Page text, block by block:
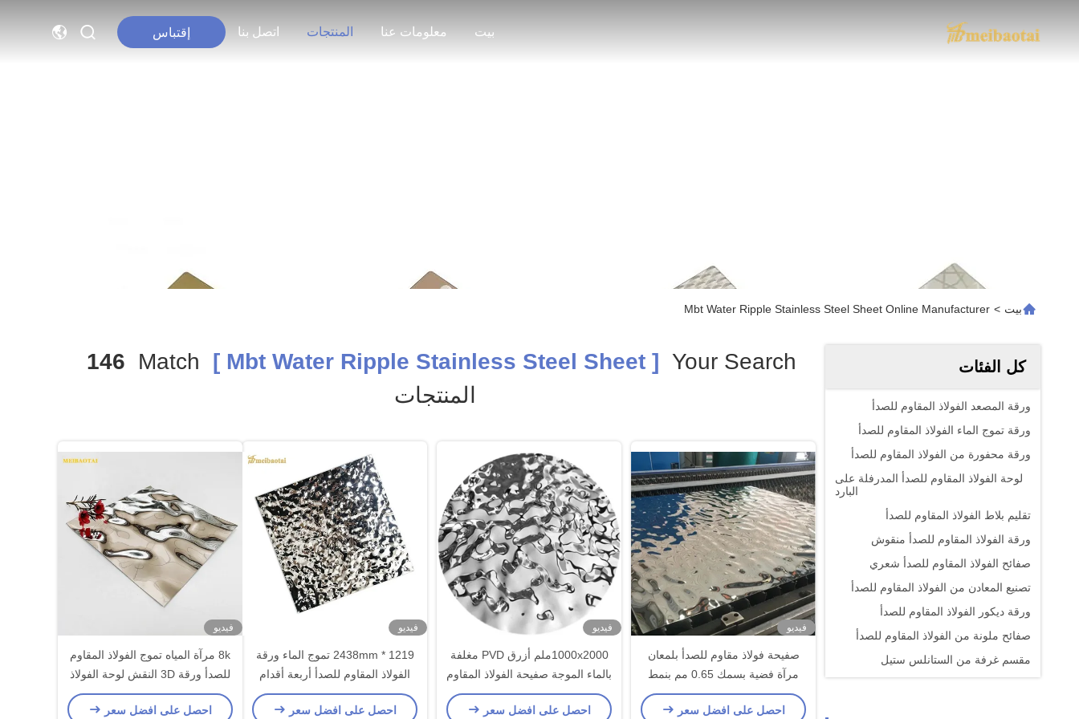
بيت معلومات عنا المنتجات اتصل بنا إقتباس
بيت >
Mbt Water Ripple Stainless Steel Sheet Online Manufacturer
كل الفئات
ورقة المصعد الفولاذ المقاوم للصدأ
ورقة تموج الماء الفولاذ المقاوم للصدأ
ورقة محفورة من الفولاذ المقاوم للصدأ
لوحة الفولاذ المقاوم للصدأ المدرفلة على
البارد
تقليم بلاط الفولاذ المقاوم للصدأ
ورقة الفولاذ المقاوم للصدأ منقوش
صفائح الفولاذ المقاوم للصدأ شعري
تصنيع المعادن من الفولاذ المقاوم للصدأ
ورقة ديكور الفولاذ المقاوم للصدأ
صفائح ملونة من الفولاذ المقاوم للصدأ
مقسم غرفة من الستانلس ستيل
Your Search
[ Mbt Water Ripple Stainless Steel Sheet ]
146
المنتجات
فيديو
صفيحة فولاذ مقاوم للصدأ بلمعان
مرآة فضية بسمك 0.65 مم بنمط
تموج الماء للديكور الداخلي
احصل على افضل سعر
فيديو
1000x2000ملم أزرق PVD مغلفة
بالماء الموجة صفيحة الفولاذ المقاوم
للصدأ شكل مسطح للاستخدام
الزخرفي
احصل على افضل سعر
فيديو
1219 * 2438mm تموج الماء ورقة
الفولاذ المقاوم للصدأ أربعة أقدام
شكل مسطح
احصل على افضل سعر
فيديو
8k مرآة المياه تموج الفولاذ المقاوم
للصدأ ورقة 3D النقش لوحة الفولاذ
المقاوم للصدأ
احصل على افضل سعر